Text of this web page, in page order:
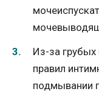
Из-за
правил
подмывании